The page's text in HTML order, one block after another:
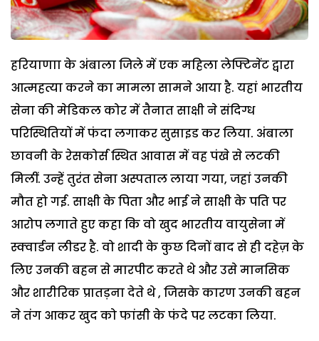
हरियाणाा के अंबाला जिले में एक महिला लेफ्टिनेंट द्वारा
आत्महत्या करने का मामला सामने आया है. यहां भारतीय
सेना की मेडिकल कोर में तैनात साक्षी ने संदिग्ध
परिस्थितियों में फंदा लगाकर सुसाइड कर लिया. अंबाला
छावनी के रेसकोर्स स्थित आवास में वह पंखे से लटकी
मिलीं. उन्‍हें तुरंत सेना अस्पताल लाया गया, जहां उनकी
मौत हो गई. साक्षी के पिता और भाई ने साक्षी के पति पर
आरोप लगाते हुए कहा कि वो खुद भारतीय वायुसेना में
स्क्वार्डन लीडर है. वो शादी के कुछ दिनों बाद से ही दहेज़ के
लिए उनकी बहन से मारपीट करते थे और उसे मानसिक
और शारीरिक प्रातड़ना देते थे , जिसके कारण उनकी बहन
ने तंग आकर खुद को फांसी के फंदे पर लटका लिया.